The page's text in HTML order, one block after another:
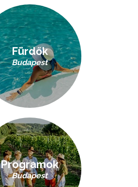
Fürdők
Budapest
Programok
Budapest